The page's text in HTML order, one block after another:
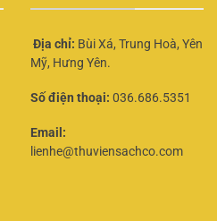
Địa chỉ: Bùi Xá, Trung Hoà, Yên
Mỹ, Hưng Yên.
Số điện thoại: 036.686.5351
Email:
lienhe@thuviensachco.com